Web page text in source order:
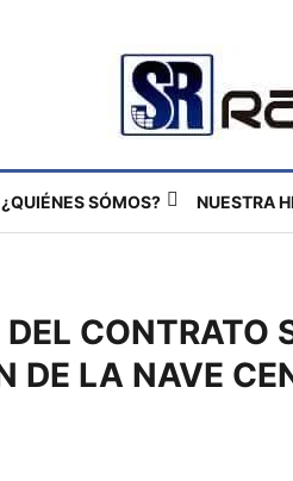
¿QUIÉNES SÓMOS? NUESTRA
CONTRATO
DE LA NAVE